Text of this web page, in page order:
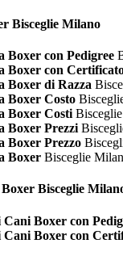
Bisceglie Milano
Boxer con Pedigree
Boxer con
Boxer di Razza
Boxer Costo
Boxer Costi
Boxer Prezzi
Boxer Prezzo
Boxer Bisceglie
Boxer Bisceglie
Boxer con
Cani Boxer con